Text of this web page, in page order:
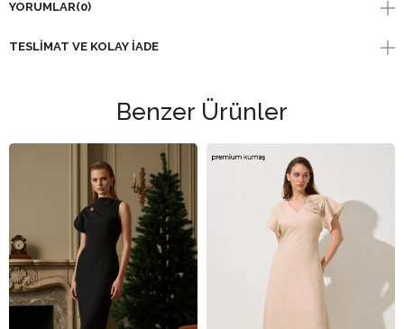
YORUMLAR(0)
TESLIMAT VE KOLAY İADE
Benzer Ürünler